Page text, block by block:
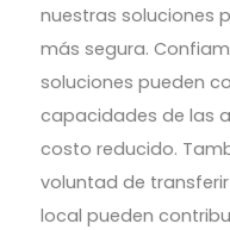
nuestras soluciones
más segura.
soluciones pueden
capacidades de las
costo reducido.
voluntad de
local pueden